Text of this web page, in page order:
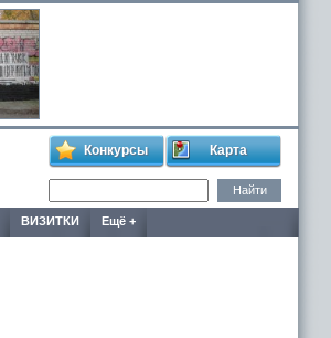
Конкурсы Карта
ВИЗИТКИ Ещё +